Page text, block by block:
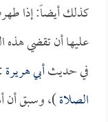
كذلك أيضاً: إذا
عليها أن تقضي هذه
في حديثأبي هريرة
الصلاة)، وسبق أن